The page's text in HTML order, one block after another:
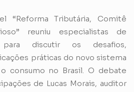
“Reforma Tributária, Comitê
reuniu especialistas de
discutir os desafios,
práticas do novo sistema
consumo no Brasil. O debate
de Lucas Morais, auditor